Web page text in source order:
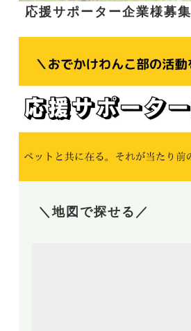
応援サポーター企業様募集
＼地図で探せる／